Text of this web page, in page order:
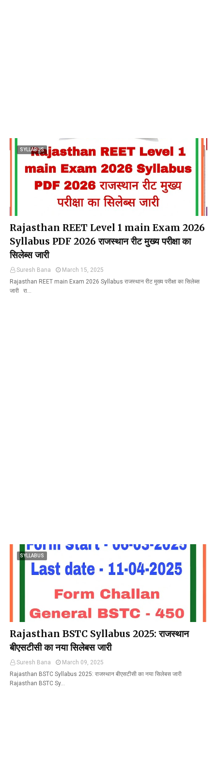
SYLLABUS
Rajasthan REET Level 1 main Exam 2026
Syllabus PDF 2026 राजस्थान रीट मुख्य परीक्षा का
सिलेब्स जारी
Suresh Bana
March 15, 2025
Rajasthan REET main Exam 2026 Syllabus राजस्थान रीट मुख्य परीक्षा का सिलेब्स
जारी रा…
SYLLABUS
Rajasthan BSTC Syllabus 2025: राजस्थान
बीएसटीसी का नया सिलेबस जारी
Suresh Bana
March 09, 2025
Rajasthan BSTC Syllabus 2025: राजस्थान बीएसटीसी का नया सिलेबस जारी
Rajasthan BSTC Sy…